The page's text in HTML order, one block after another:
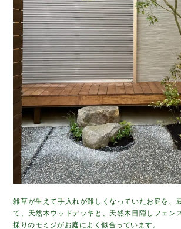
雑草が生えて手入れが難しくなっていたお庭を、
て、天然木ウッドデッキと、天然木目隠しフェン
採りのモミジがお庭によく似合っています。